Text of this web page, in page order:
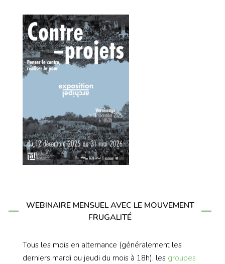
WEBINAIRE MENSUEL AVEC LE MOUVEMENT
FRUGALITÉ
Tous les mois en alternance (généralement les
derniers mardi ou jeudi du mois à 18h), les groupes